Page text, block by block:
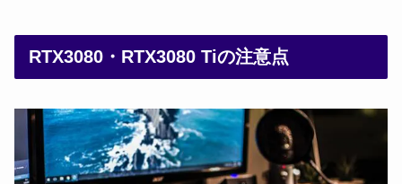
RTX3080・RTX3080 Tiの注意点